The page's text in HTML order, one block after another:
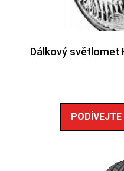
Dálkový světlomet